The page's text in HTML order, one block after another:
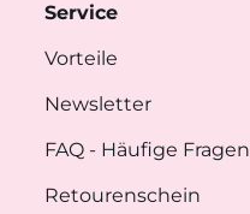
Service
Vorteile
Newsletter
FAQ - Häufige Fragen
Retourenschein